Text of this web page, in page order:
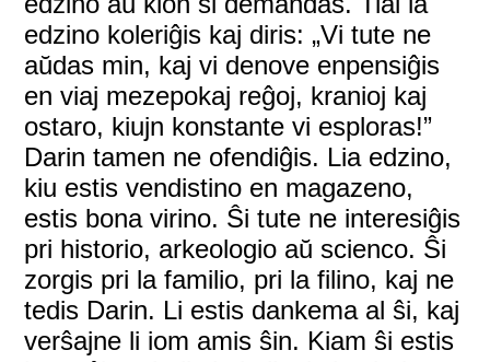
edzino koleriĝis kaj diris: „Vi tute ne
aŭdas min, kaj vi denove enpensiĝis
en viaj mezepokaj reĝoj, kranioj kaj
ostaro, kiujn konstante vi esploras!”
Darin tamen ne ofendiĝis. Lia edzino,
kiu estis vendistino en magazeno,
estis bona virino. Ŝi tute ne interesiĝis
pri historio, arkeologio aŭ scienco. Ŝi
zorgis pri la familio, pri la filino, kaj ne
tedis Darin. Li estis dankema al ŝi, kaj
verŝajne li iom amis ŝin. Kiam ŝi estis